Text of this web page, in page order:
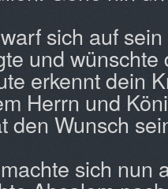
sich auf
und
erkennt dein
Herrn und
den Wunsch
sich nun